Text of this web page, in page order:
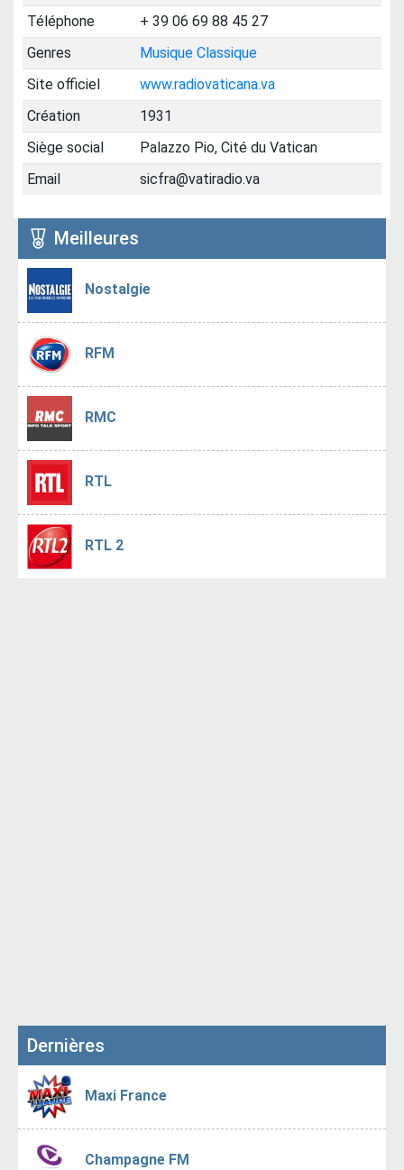
Téléphone
+ 39 06 69 88 45 27
Genres
Musique Classique
Site officiel
www.radiovaticana.va
Création
1931
Siège social
Palazzo Pio, Cité du Vatican
Email
sicfra@vatiradio.va
Meilleures
Nostalgie
RFM
RMC
RTL
RTL 2
Dernières
Maxi France
Champagne FM